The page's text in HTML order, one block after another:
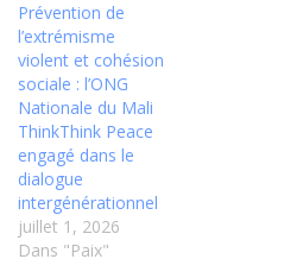
Prévention de
l’extrémisme
violent et cohésion
sociale : l’ONG
Nationale du Mali
ThinkThink Peace
engagé dans le
dialogue
intergénérationnel
juillet 1, 2026
Dans "Paix"